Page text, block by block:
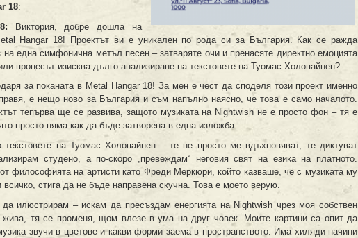
18:
Виктория, добре дошла на
Hangar 18! Проектът ви е уникален по рода си за България. Как се ражда
на една симфонична метъл песен – затваряте очи и пренасяте директно емоцията
процесът изисква дълго анализиране на текстовете на Туомас Холопайнен?
за поканата в Metal Hangar 18! За мен е чест да споделя този проект именно
е нещо ново за България и съм напълно наясно, че това е само началото.
тепърва ще се развива, защото музиката на Nightwish не е просто фон – тя е
просто няма как да бъде затворена в една изложба.
на Туомас Холопайнен – те не просто ме вдъхновяват, те диктуват
студено, а по-скоро „превеждам“ неговия свят на езика на платното.
философията на артисти като Фреди Меркюри, който казваше, че с музиката му
стига да не бъде направена скучна. Това е моето верую.
илюстрирам – искам да пресъздам енергията на Nightwish чрез моя собствен
жива, тя се променя, щом влезе в ума на друг човек. Моите картини са опит да
звучи в цветове и какви форми заема в пространството. Има хиляди начини